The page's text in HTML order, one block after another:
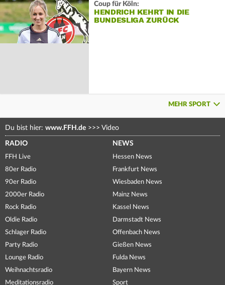
Coup für Köln:
HENDRICH KEHRT IN DIE
BUNDESLIGA ZURÜCK
MEHR SPORT
Du bist hier: www.FFH.de >>> Video
RADIO
FFH Live
80er Radio
90er Radio
2000er Radio
Rock Radio
Oldie Radio
Schlager Radio
Party Radio
Lounge Radio
Weihnachtsradio
Meditationsradio
NEWS
Hessen News
Frankfurt News
Wiesbaden News
Mainz News
Kassel News
Darmstadt News
Offenbach News
Gießen News
Fulda News
Bayern News
Sport